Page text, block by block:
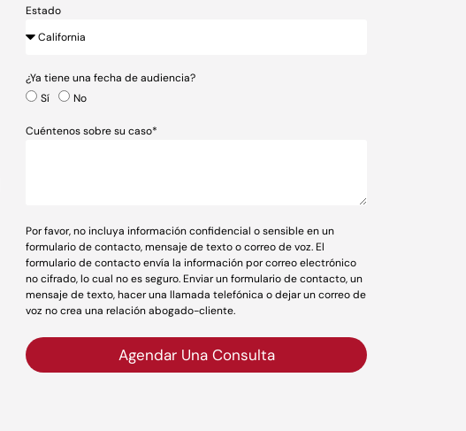
Estado
¿Ya tiene una fecha de audiencia?
Sí
No
Cuéntenos sobre su caso*
Por favor, no incluya información confidencial o sensible en un
formulario de contacto, mensaje de texto o correo de voz. El
formulario de contacto envía la información por correo electrónico
no cifrado, lo cual no es seguro. Enviar un formulario de contacto, un
mensaje de texto, hacer una llamada telefónica o dejar un correo de
voz no crea una relación abogado-cliente.
Agendar Una Consulta